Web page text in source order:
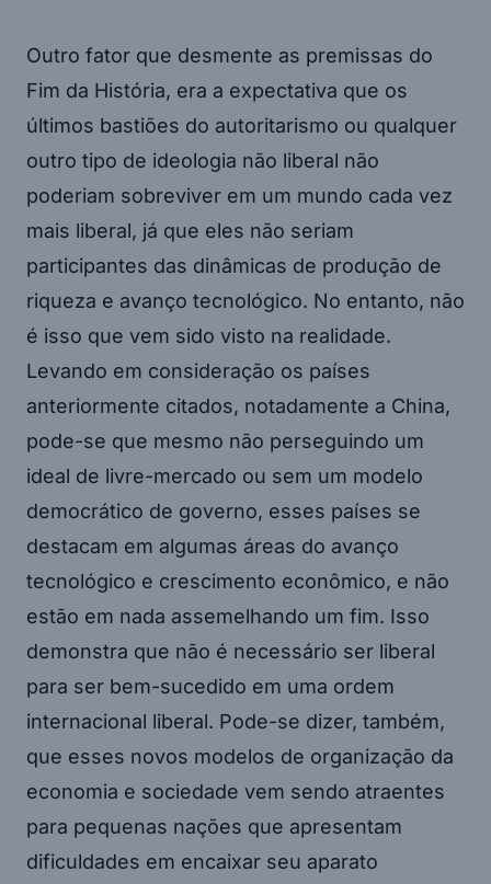
Outro fator que desmente as premissas do
Fim da História, era a expectativa que os
últimos bastiões do autoritarismo ou qualquer
outro tipo de ideologia não liberal não
poderiam sobreviver em um mundo cada vez
mais liberal, já que eles não seriam
participantes das dinâmicas de produção de
riqueza e avanço tecnológico. No entanto, não
é isso que vem sido visto na realidade.
Levando em consideração os países
anteriormente citados, notadamente a China,
pode-se que mesmo não perseguindo um
ideal de livre-mercado ou sem um modelo
democrático de governo, esses países se
destacam em algumas áreas do avanço
tecnológico e crescimento econômico, e não
estão em nada assemelhando um fim. Isso
demonstra que não é necessário ser liberal
para ser bem-sucedido em uma ordem
internacional liberal. Pode-se dizer, também,
que esses novos modelos de organização da
economia e sociedade vem sendo atraentes
para pequenas nações que apresentam
dificuldades em encaixar seu aparato